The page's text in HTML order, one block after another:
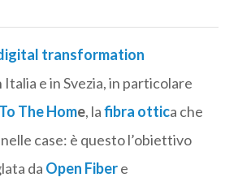
transformation
e in Svezia, in particolare
The Home, lafibra ottica che
case: è questo l’obiettivo
da Open Fibere